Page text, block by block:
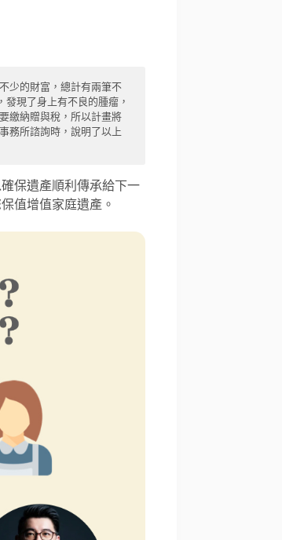
少的財富，總計有兩筆不
現了身上有不良的腫瘤，
繳納贈與稅，所以計畫將
務所諮詢時，說明了以上
保遺產順利傳承給下一
值增值家庭遺產。